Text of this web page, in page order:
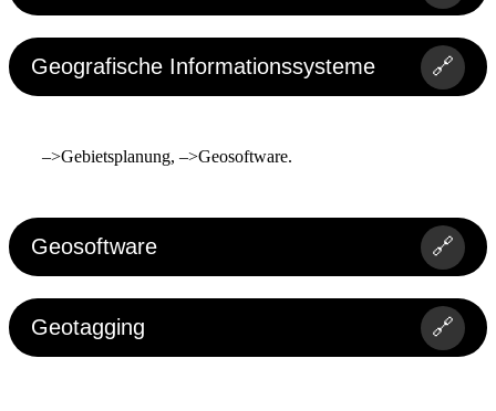
Geografische Informationssysteme 🔗
–>Gebietsplanung, –>Geosoftware.
Geosoftware 🔗
Geotagging 🔗